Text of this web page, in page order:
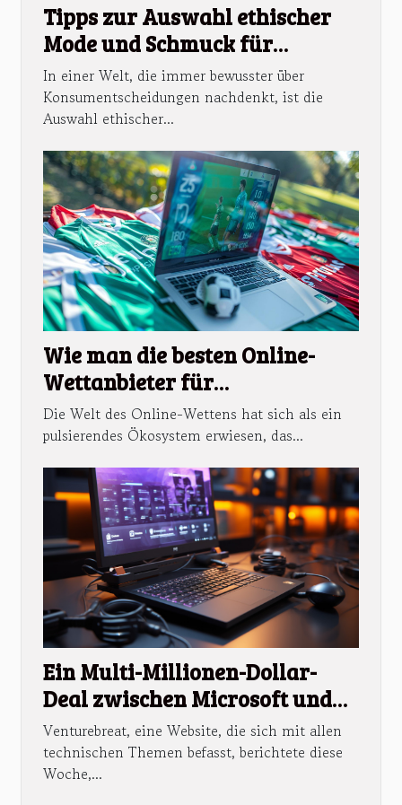
Tipps zur Auswahl ethischer
Mode und Schmuck für
bewusste Verbraucher
In einer Welt, die immer bewusster über
Konsumentscheidungen nachdenkt, ist die
Auswahl ethischer...
Wie man die besten Online-
Wettanbieter für
Fußballwetten findet
Die Welt des Online-Wettens hat sich als ein
pulsierendes Ökosystem erwiesen, das...
Ein Multi-Millionen-Dollar-
Deal zwischen Microsoft und
Discord Inc?
Venturebreat, eine Website, die sich mit allen
technischen Themen befasst, berichtete diese
Woche,...